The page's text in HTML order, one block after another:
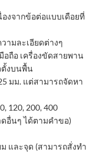
งจากข้อต่อแบบเดือยที่
ามละเอียดต่างๆ
ถือ เครื่องขัดสายพาน
ตั้งบนพื้น
มม. แต่สามารถจัดหา
120, 200, 400
อื่นๆ ได้ตามคำขอ)
และจุด (สามารถสั่งทำ